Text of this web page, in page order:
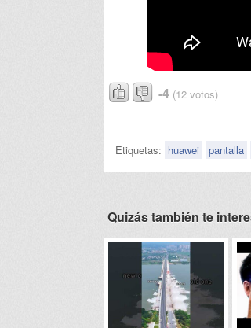
-4 (12 votos)
Etiquetas: huawei pantalla
Quizás también te